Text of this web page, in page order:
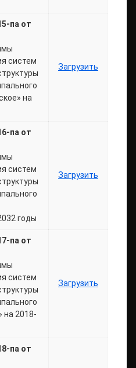
па от
систем
на
Загрузить
па от
систем
годы
Загрузить
па от
систем
на 2018-
Загрузить
па от